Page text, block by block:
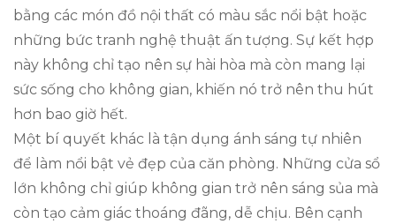
bằng các món đồ nội thất có màu sắc nổi bật hoặc
những bức tranh nghệ thuật ấn tượng. Sự kết hợp
này không chỉ tạo nên sự hài hòa mà còn mang lại
sức sống cho không gian, khiến nó trở nên thu hút
hơn bao giờ hết.
Một bí quyết khác là tận dụng ánh sáng tự nhiên
để làm nổi bật vẻ đẹp của căn phòng. Những cửa sổ
lớn không chỉ giúp không gian trở nên sáng sủa mà
còn tạo cảm giác thoáng đãng, dễ chịu. Bên cạnh